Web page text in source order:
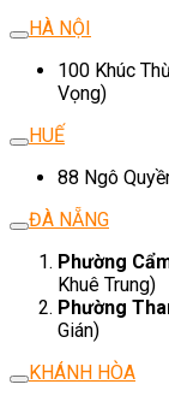
HÀ NỘI
100 Khúc
Vọng)
HUẾ
88 Ngô
ĐÀ NẴNG
Phường
Khuê Trung)
Phường
Gián)
KHÁNH HÒA